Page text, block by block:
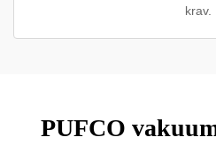
krav.
PUFCO